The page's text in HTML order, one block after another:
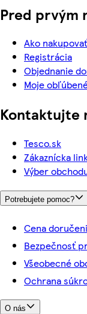
Pred prvým
Ako nakupovať
Registrácia
Objednanie
Moje
Kontaktujte
Tesco.sk
Zákaznícka
Výber
Potrebujete pomoc?
Cena
Bezpečnosť
Všeobecné
Ochrana
O nás